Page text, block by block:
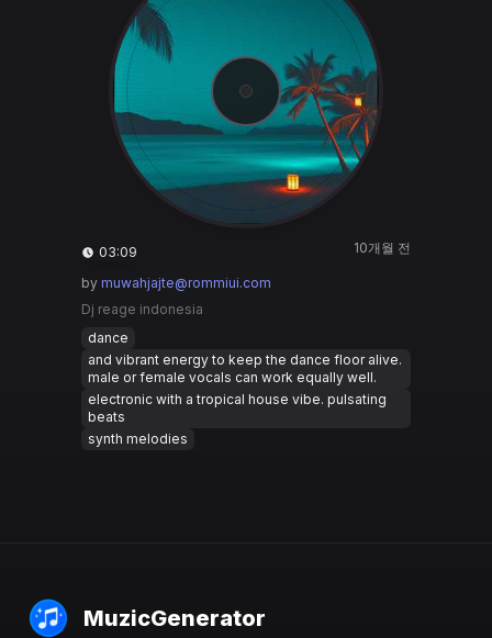
03:09 10개월 전
by muwahjajte@rommiui.com
Dj reage indonesia
dance
and vibrant energy to keep the dance floor alive.
male or female vocals can work equally well.
electronic with a tropical house vibe. pulsating
beats
synth melodies
MuzicGenerator